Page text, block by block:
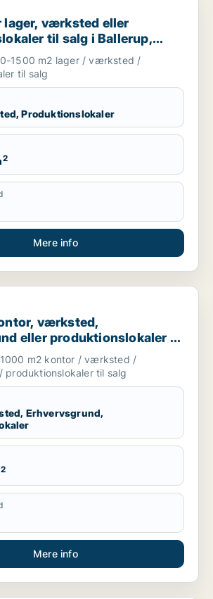
værksted eller produktionslokaler til
lager, værksted eller
til salg i Ballerup,
eller Bagsværd m.fl.
1500 m2 lager / værksted /
til salg
Produktionslokaler
2
Mere info
værksted, erhvervsgrund eller
værksted,
eller produktionslokaler til
m2 kontor / værksted /
produktionslokaler til salg
Erhvervsgrund,
2
Mere info